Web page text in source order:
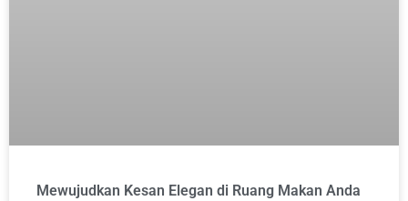
Mewujudkan Kesan Elegan di Ruang Makan Anda